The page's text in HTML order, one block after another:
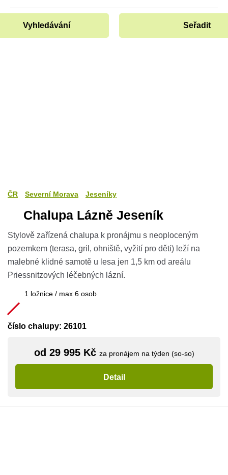
Vyhledávání Seřadit
ČR Severní Morava Jeseníky
Chalupa Lázně Jeseník
Stylově zařízená chalupa k pronájmu s neoploceným
pozemkem (terasa, gril, ohniště, vyžití pro děti) leží na
malebné klidné samotě u lesa jen 1,5 km od areálu
Priessnitzových léčebných lázní.
1 ložnice / max 6 osob
číslo chalupy: 26101
od 29 995 Kč za pronájem na týden (so-so)
Detail